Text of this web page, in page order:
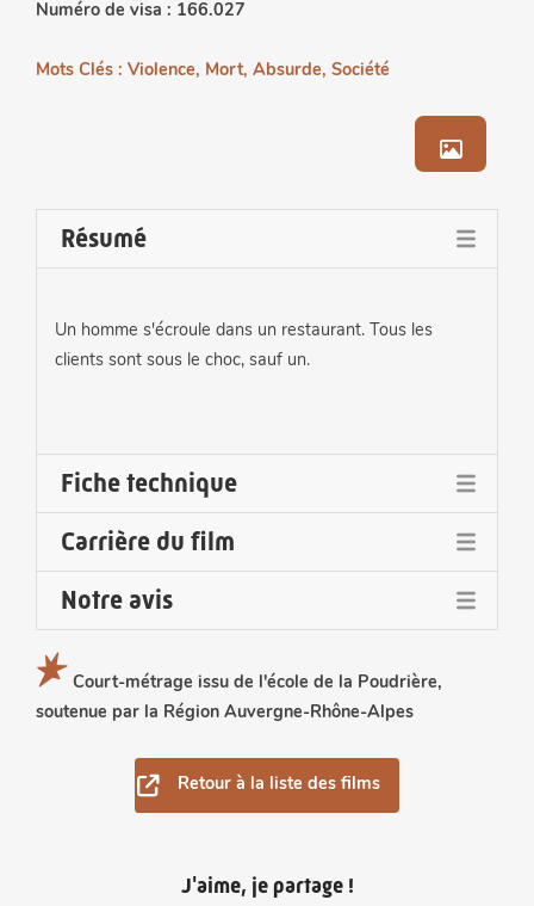
Numéro de visa : 166.027
Mots Clés : Violence, Mort, Absurde, Société
Résumé
Un homme s'écroule dans un restaurant. Tous les
clients sont sous le choc, sauf un.
Fiche technique
Réalisation, image :Ekin Koca
Montage: Myriam Copier
Loïc Burkhardt
Edern Van Hille, Lola Degove, Annick Duroy,
Franck Monmagnon, Hervé Petit de la Villéon
Carrière du film
Primé au :
Festival international du film d'animation de Stuttgart
(Trickfilm) (Allemagne, 2022) - Prix de la promotion
Sélectionné aux :
Anim'Est (Roumanie, 2022) - Compétition films
Notre avis
Cette efficace comédie muette questionne la moralité
et immoralité d'agir ou de ne pas agir.
Court-métrage issu de l'école de la Poudrière,
soutenue par la Région Auvergne-Rhône-Alpes
Retour à la liste des films
J'aime, je partage !